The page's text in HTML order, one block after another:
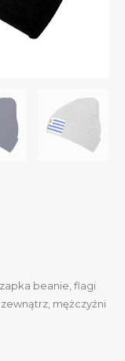
beanie, flagi
mężczyźni